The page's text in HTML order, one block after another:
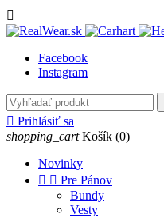

Facebook
Instagram
 Prihlásiť sa
shopping_cart Košík (0)
Novinky
  Pre Pánov
Bundy
Vesty